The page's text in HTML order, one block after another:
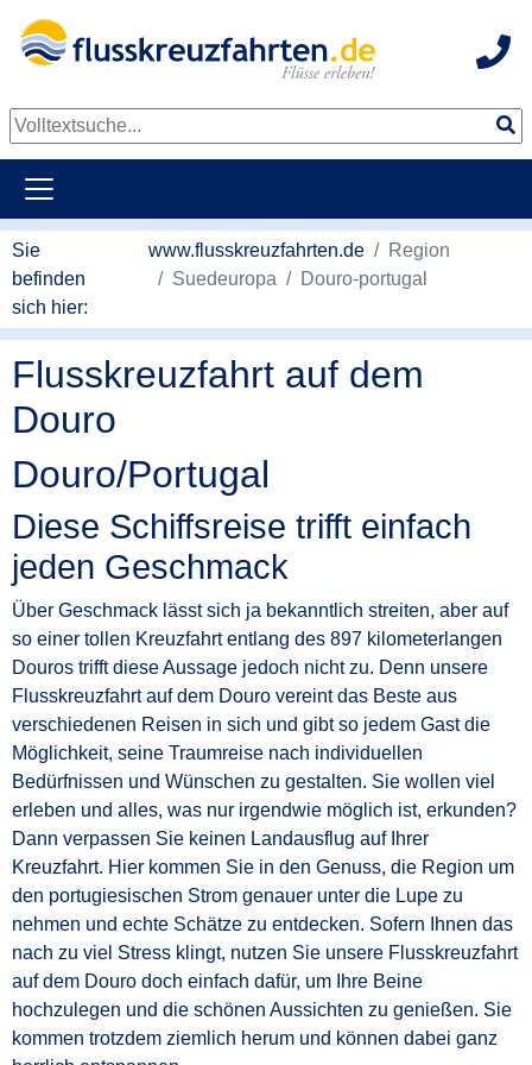
Sie
befinden
sich hier:
www.flusskreuzfahrten.de
Region
Suedeuropa
Douro-portugal
Flusskreuzfahrt auf dem
Douro
Douro/Portugal
Diese Schiffsreise trifft einfach
jeden Geschmack
Über Geschmack lässt sich ja bekanntlich streiten, aber auf
so einer tollen Kreuzfahrt entlang des 897 kilometerlangen
Douros trifft diese Aussage jedoch nicht zu. Denn unsere
Flusskreuzfahrt auf dem Douro vereint das Beste aus
verschiedenen Reisen in sich und gibt so jedem Gast die
Möglichkeit, seine Traumreise nach individuellen
Bedürfnissen und Wünschen zu gestalten. Sie wollen viel
erleben und alles, was nur irgendwie möglich ist, erkunden?
Dann verpassen Sie keinen Landausflug auf Ihrer
Kreuzfahrt. Hier kommen Sie in den Genuss, die Region um
den portugiesischen Strom genauer unter die Lupe zu
nehmen und echte Schätze zu entdecken. Sofern Ihnen das
nach zu viel Stress klingt, nutzen Sie unsere Flusskreuzfahrt
auf dem Douro doch einfach dafür, um Ihre Beine
hochzulegen und die schönen Aussichten zu genießen. Sie
kommen trotzdem ziemlich herum und können dabei ganz